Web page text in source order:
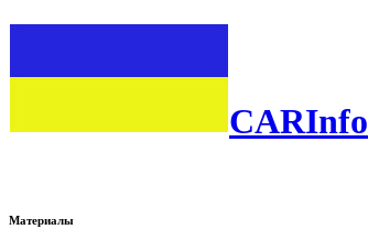
CARInfo
Материалы